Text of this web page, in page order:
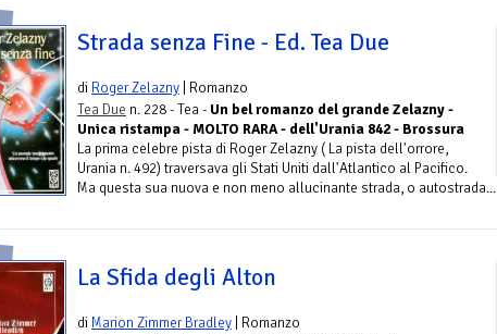
Strada senza Fine - Ed. Tea Due
di Roger Zelazny | Romanzo
Tea Due n. 228 - Tea - Un bel romanzo del grande Zelazny -
Unica ristampa - MOLTO RARA - dell'Urania 842 - Brossura
La prima celebre pista di Roger Zelazny ( La pista dell'orrore,
Urania n. 492) traversava gli Stati Uniti dall'Atlantico al Pacifico.
Ma questa sua nuova e non meno allucinante strada, o autostrada...
La Sfida degli Alton
di Marion Zimmer Bradley | Romanzo